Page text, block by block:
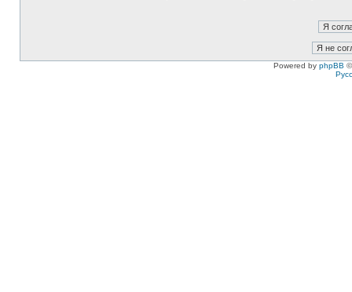
Powered by phpBB